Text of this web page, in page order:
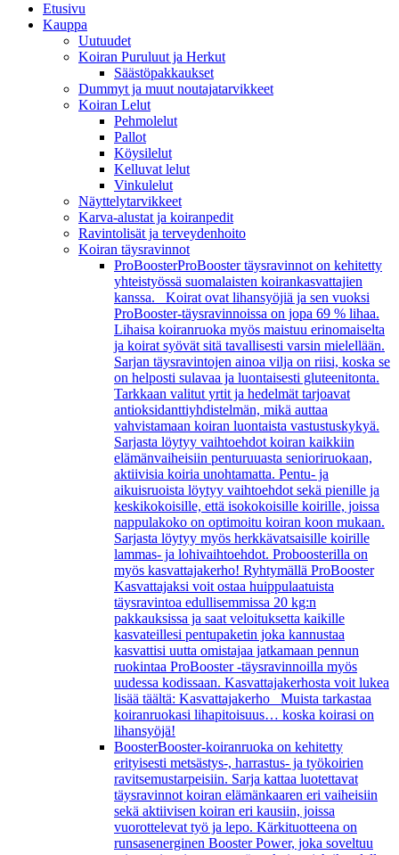
Etusivu
Kauppa
Uutuudet
Koiran Puruluut ja Herkut
Säästöpakkaukset
Dummyt ja muut noutajatarvikkeet
Koiran Lelut
Pehmolelut
Pallot
Köysilelut
Kelluvat lelut
Vinkulelut
Näyttelytarvikkeet
Karva-alustat ja koiranpedit
Ravintolisät ja terveydenhoito
Koiran täysravinnot
ProBoosterProBooster täysravinnot on kehitetty
yhteistyössä suomalaisten koirankasvattajien
kanssa. Koirat ovat lihansyöjiä ja sen vuoksi
ProBooster-täysravinnoissa on jopa 69 % lihaa.
Lihaisa koiranruoka myös maistuu erinomaiselta
ja koirat syövät sitä tavallisesti varsin mielellään.
Sarjan täysravintojen ainoa vilja on riisi, koska se
on helposti sulavaa ja luontaisesti gluteenitonta.
Tarkkaan valitut yrtit ja hedelmät tarjoavat
antioksidanttiyhdistelmän, mikä auttaa
vahvistamaan koiran luontaista vastustuskykyä.
Sarjasta löytyy vaihtoehdot koiran kaikkiin
elämänvaiheisiin penturuuasta senioriruokaan,
aktiivisia koiria unohtamatta. Pentu- ja
aikuisruoista löytyy vaihtoehdot sekä pienille ja
keskikokoisille, että isokokoisille koirille, joissa
nappulakoko on optimoitu koiran koon mukaan.
Sarjasta löytyy myös herkkävatsaisille koirille
lammas- ja lohivaihtoehdot. Proboosterilla on
myös kasvattajakerho! Ryhtymällä ProBooster
Kasvattajaksi voit ostaa huippulaatuista
täysravintoa edullisemmissa 20 kg:n
pakkauksissa ja saat veloituksetta kaikille
kasvateillesi pentupaketin joka kannustaa
kasvattisi uutta omistajaa jatkamaan pennun
ruokintaa ProBooster -täysravinnoilla myös
uudessa kodissaan. Kasvattajakerhosta voit lukea
lisää täältä: Kasvattajakerho Muista tarkastaa
koiranruokasi lihapitoisuus… koska koirasi on
lihansyöjä!
BoosterBooster-koiranruoka on kehitetty
erityisesti metsästys-, harrastus- ja työkoirien
ravitsemustarpeisiin. Sarja kattaa luotettavat
täysravinnot koiran elämänkaaren eri vaiheisiin
sekä aktiivisen koiran eri kausiin, joissa
vuorottelevat työ ja lepo. Kärkituotteena on
runsasenerginen Booster Power, joka soveltuu